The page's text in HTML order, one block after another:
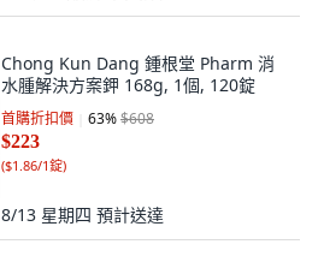
Chong Kun Dang 鍾根堂 Pharm 消
水腫解決方案鉀 168g, 1個, 120錠
首購折扣價 63%$608
$223
($1.86/1錠)
8/13 星期四 預計送達